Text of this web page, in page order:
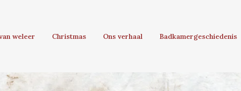
weleer Christmas Ons verhaal Badkamergeschiedenis